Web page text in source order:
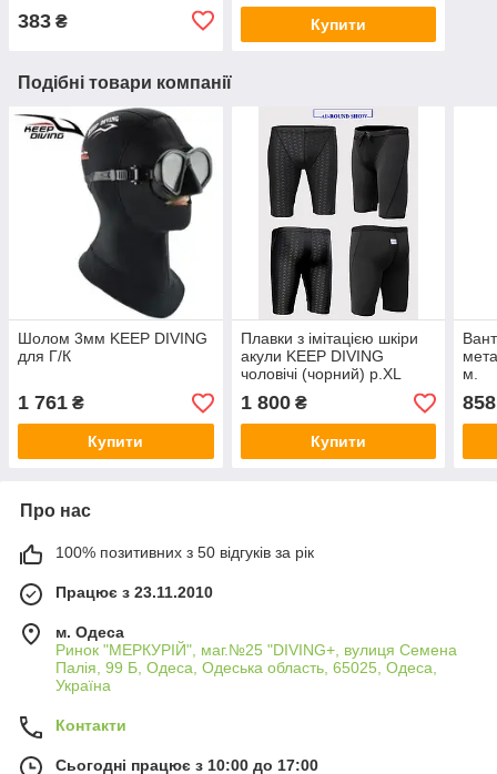
383 ₴ Купити
Подібні товари компанії
Шолом 3мм KEEP DIVING
для Г/К
1 761 ₴
Купити
Плавки з імітацією шкіри
акули KEEP DIVING
чоловічі (чорний) р.XL
1 800₴
Купити
м.
858
Про нас
100% позитивних з 50 відгуків за рік
Працює з 23.11.2010
м. Одеса
Ринок "МЕРКУРІЙ", маг.№25 "DIVING+, вулиця Семена
Палія, 99 Б, Одеса, Одеська область, 65025, Одеса,
Україна
Контакти
Сьогодні працює з 10:00 до 17:00